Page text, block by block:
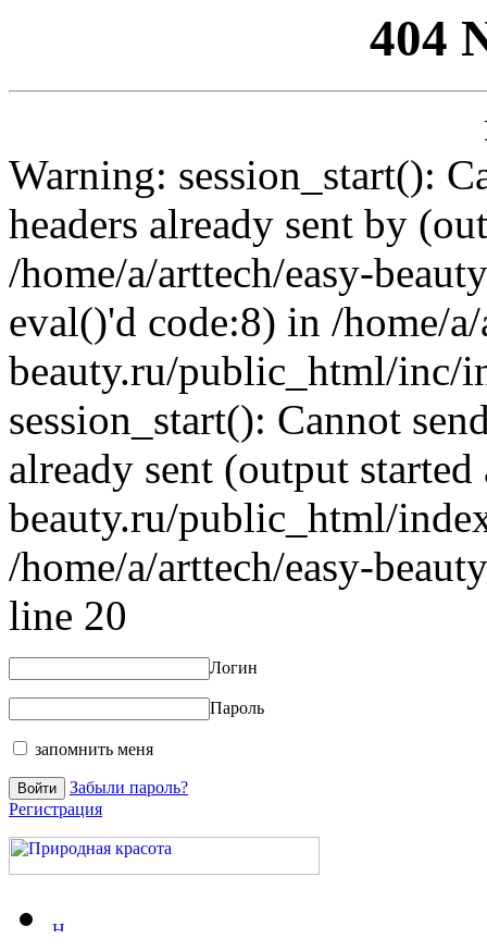
404
Warning: session_start():
headers already sent by
/home/a/arttech/easy-
eval()'d code:8) in /home/
beauty.ru/public_html/inc/
session_start(): Cannot
already sent (output
beauty.ru/public_html/
/home/a/arttech/easy-
line 20
Логин
Пароль
запомнить меня
Забыли пароль?
Регистрация